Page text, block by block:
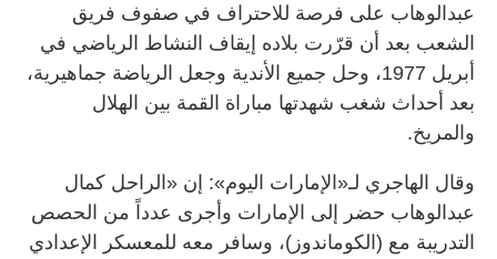
عبدالوهاب على فرصة للاحتراف في صفوف فريق
الشعب بعد أن قرّرت بلاده إيقاف النشاط الرياضي في
أبريل 1977، وحل جميع الأندية وجعل الرياضة جماهيرية،
بعد أحداث شغب شهدتها مباراة القمة بين الهلال
والمريخ.
وقال الهاجري لـ«الإمارات اليوم»: إن «الراحل كمال
عبدالوهاب حضر إلى الإمارات وأجرى عدداً من الحصص
التدريبة مع (الكوماندوز)، وسافر معه للمعسكر الإعدادي